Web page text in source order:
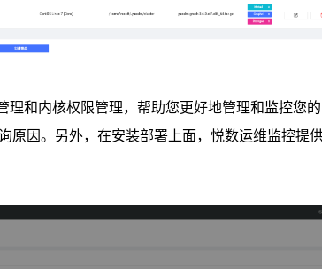
和内核权限管理，帮助您更好地管理和监控您
原因。另外，在安装部署上面，悦数运维监控提